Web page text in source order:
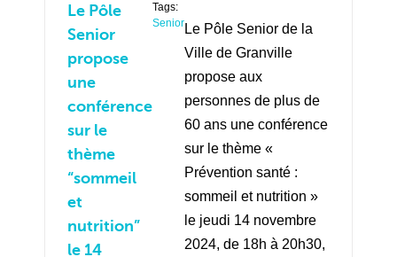
Le Pôle
Senior
propose
une
conférence
sur le
thème
“sommeil
et
nutrition”
le 14
Tags:
SeniorLe Pôle Senior de la
Ville de Granville
propose aux
personnes de plus de
60 ans une conférence
sur le thème «
Prévention santé :
sommeil et nutrition »
le jeudi 14 novembre
2024, de 18h à 20h30,